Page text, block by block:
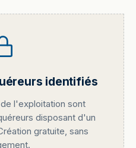
identifiés
l'exploitation sont
disposant d'un
gratuite, sans